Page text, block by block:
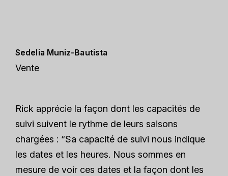
Sedelia Muniz-Bautista
Vente
Rick apprécie la façon dont les capacités de
suivi suivent le rythme de leurs saisons
chargées : “Sa capacité de suivi nous indique
les dates et les heures. Nous sommes en
mesure de voir ces dates et la façon dont les